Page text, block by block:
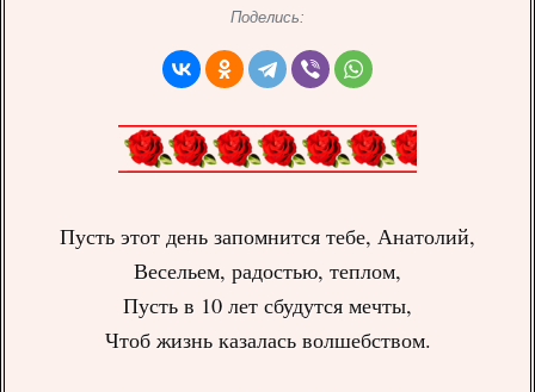
Поделись:
Пусть этот день запомнится тебе, Анатолий,
Весельем, радостью, теплом,
Пусть в 10 лет сбудутся мечты,
Чтоб жизнь казалась волшебством.